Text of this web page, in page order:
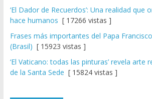
‘El Dador de Recuerdos’: Una realidad que
hace humanos [ 17266 vistas ]
Frases más importantes del Papa
(Brasil) [ 15923 vistas ]
‘El Vaticano: todas las pinturas’ revela arte
de la Santa Sede [ 15824 vistas ]